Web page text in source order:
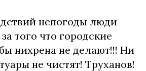
непогоды люди
того что городские
нихрена не делают!!! Ни
не чистят! Труханов!